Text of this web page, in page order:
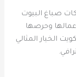
صباغ البيوت
وحرصها
الخيار المثالي